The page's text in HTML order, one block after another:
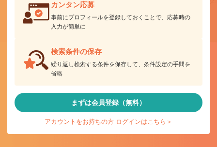
カンタン応募
事前にプロフィールを登録しておくことで、応募時の
入力が簡単に
検索条件の保存
繰り返し検索する条件を保存して、条件設定の手間を
省略
まずは会員登録（無料）
アカウントをお持ちの方 ログインはこちら＞